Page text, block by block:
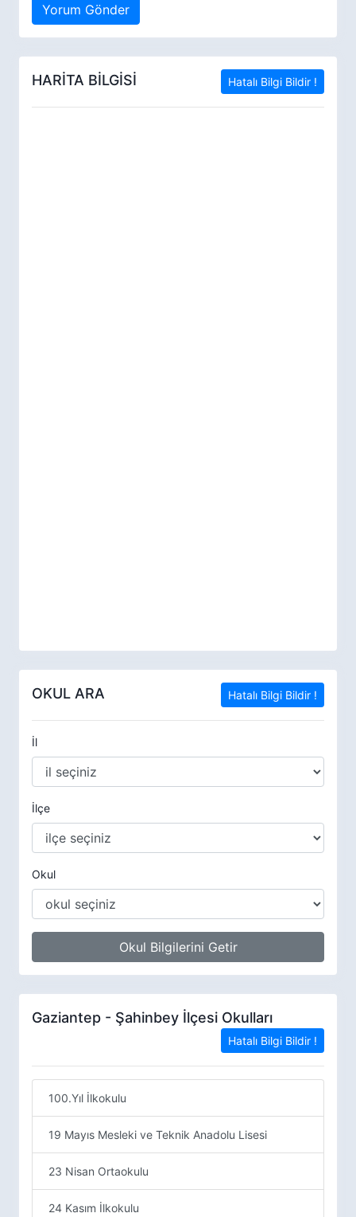
Yorum Gönder
HARİTA BİLGİSİ Hatalı Bilgi Bildir !
OKUL ARA Hatalı Bilgi Bildir !
İl
İlçe
Okul
Okul Bilgilerini Getir
Gaziantep - Şahinbey İlçesi Okulları
Hatalı Bilgi Bildir !
100.Yıl İlkokulu
19 Mayıs Mesleki ve Teknik Anadolu Lisesi
23 Nisan Ortaokulu
24 Kasım İlkokulu